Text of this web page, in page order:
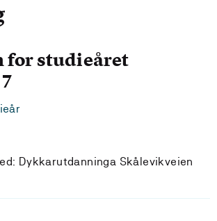
for studieåret
Dykkarutdanninga Skålevikveien